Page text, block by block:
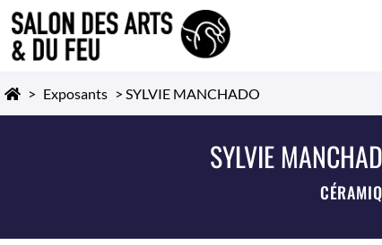
> Exposants > SYLVIE MANCHADO
SYLVIE